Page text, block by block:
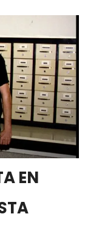
EN